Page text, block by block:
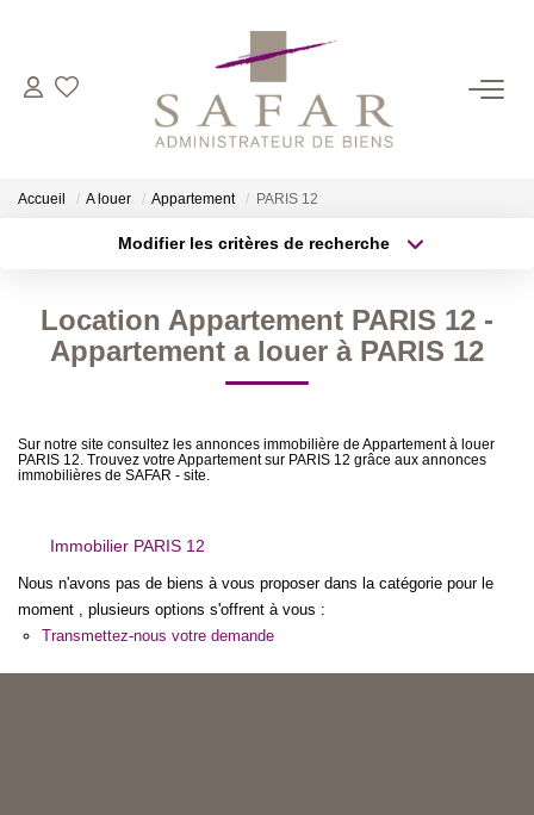
NOS CABINETS
Cadot Beauplet – Safar
Gescofim – Finorgest Paris
Nos Lettres Trimestrielles
À VENDRE
Accueil A louer Appartement PARIS 12
Modifier les critères de recherche
Sélectionnez...
Type de bien
Surface min
Créer une alerte
Location Appartement PARIS 12 -
Appartement a louer à PARIS 12
Sur notre site consultez les annonces immobilière de Appartement à louer
PARIS 12. Trouvez votre Appartement sur PARIS 12 grâce aux annonces
immobilières de SAFAR - site.
Immobilier PARIS 12
Nous n'avons pas de biens à vous proposer dans la catégorie pour le
moment , plusieurs options s'offrent à vous :
Transmettez-nous votre demande